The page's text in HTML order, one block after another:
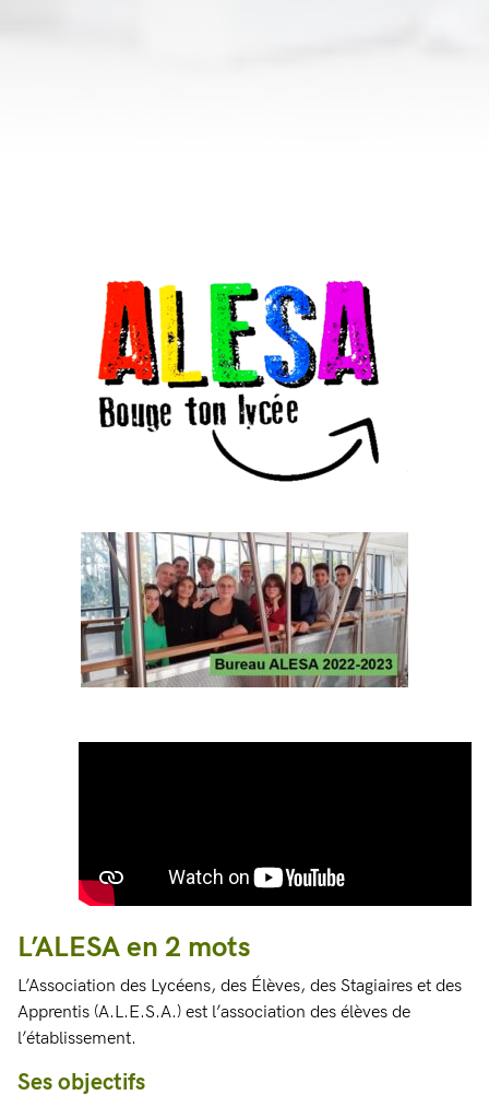
L’ALESA en 2 mots
L’Association des Lycéens, des Élèves, des Stagiaires et des
Apprentis (A.L.E.S.A.) est l’association des élèves de
l’établissement.
Ses objectifs